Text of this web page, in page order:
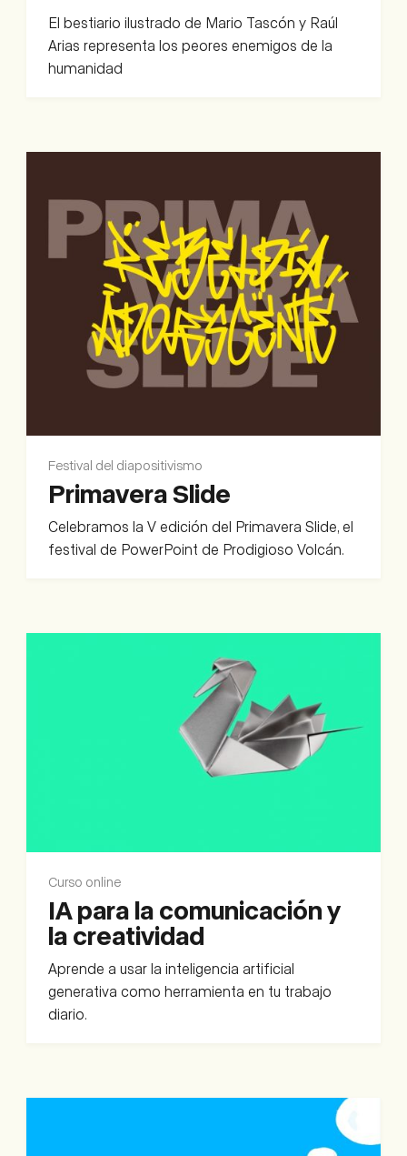
El bestiario ilustrado de Mario Tascón y Raúl
Arias representa los peores enemigos de la
humanidad
Festival del diapositivismo
Primavera Slide
Celebramos la V edición del Primavera Slide, el
festival de PowerPoint de Prodigioso Volcán.
Curso online
IA para la comunicación y
la creatividad
Aprende a usar la inteligencia artificial
generativa como herramienta en tu trabajo
diario.